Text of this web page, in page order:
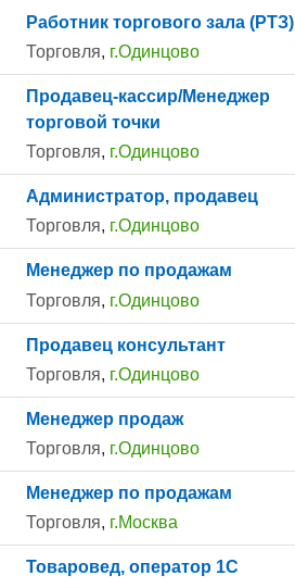
Работник торгового зала (РТЗ)
Торговля, г.Одинцово
Продавец-кассир/Менеджер
торговой точки
Торговля, г.Одинцово
Администратор, продавец
Торговля, г.Одинцово
Менеджер по продажам
Торговля, г.Одинцово
Продавец консультант
Торговля, г.Одинцово
Менеджер продаж
Торговля, г.Одинцово
Менеджер по продажам
Торговля, г.Москва
Товаровед, оператор 1С